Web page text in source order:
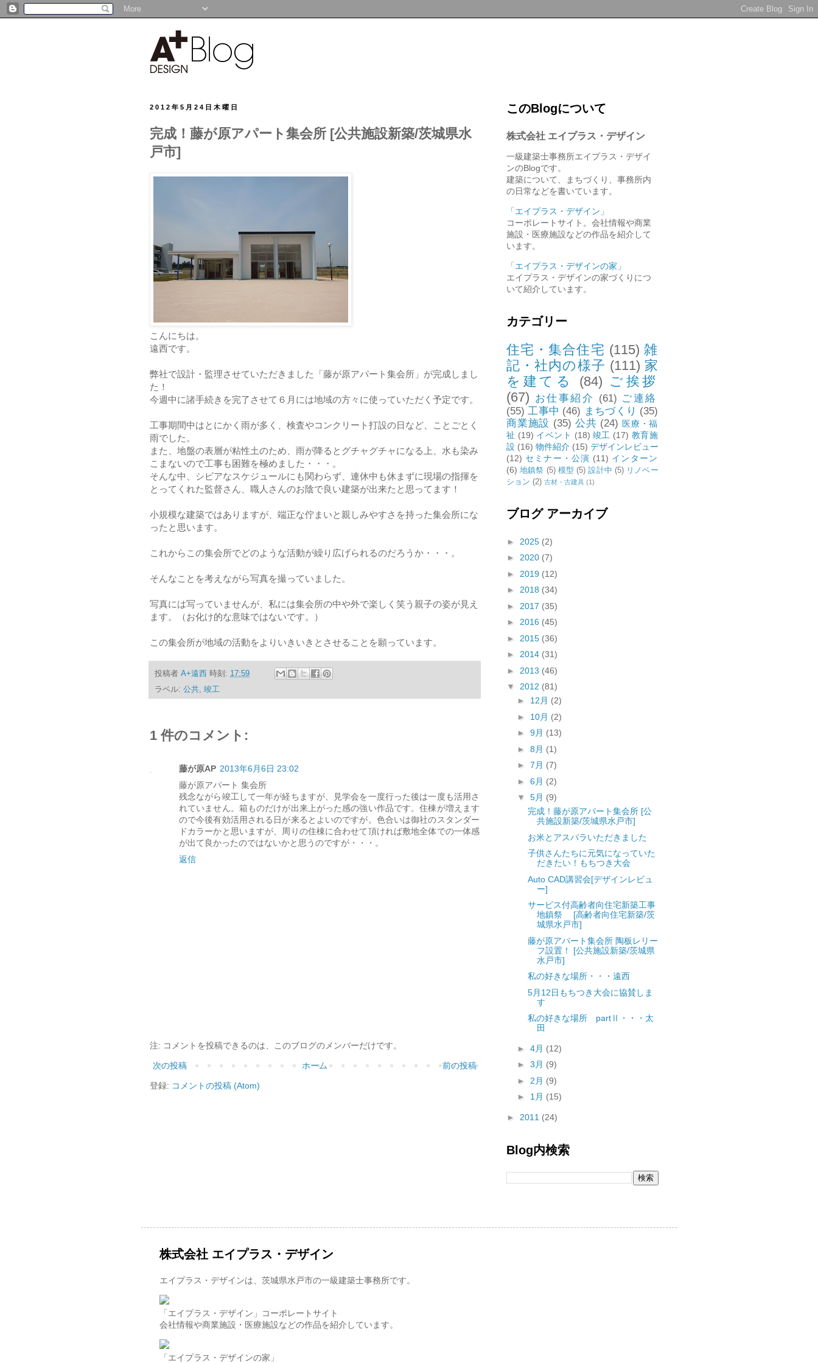
2012年5月24日木曜日
完成！藤が原アパート集会所 [公共施設新築/茨城県水
戸市]
こんにちは。
遠西です。
弊社で設計・監理させていただきました「藤が原アパート集会所」が完成しまし
た！
今週中に諸手続きを完了させて６月には地域の方々に使っていただく予定です。
工事期間中はとにかく雨が多く、検査やコンクリート打設の日など、ことごとく
雨でした。
また、地盤の表層が粘性土のため、雨が降るとグチャグチャになる上、水も染み
こまないので工事も困難を極めました・・・。
そんな中、シビアなスケジュールにも関わらず、連休中も休まずに現場の指揮を
とってくれた監督さん、職人さんのお陰で良い建築が出来たと思ってます！
小規模な建築ではありますが、端正な佇まいと親しみやすさを持った集会所にな
ったと思います。
これからこの集会所でどのような活動が繰り広げられるのだろうか・・・。
そんなことを考えながら写真を撮っていました。
写真には写っていませんが、私には集会所の中や外で楽しく笑う親子の姿が見え
ます。（お化け的な意味ではないです。）
この集会所が地域の活動をよりいきいきとさせることを願っています。
投稿者 A+遠西 時刻: 17:59
ラベル: 公共, 竣工
1 件のコメント:
藤が原AP 2013年6月6日 23:02
藤が原アパート 集会所
残念ながら竣工して一年が経ちますが、見学会を一度行った後は一度も活用さ
れていません。箱ものだけが出来上がった感の強い作品です。住棟が増えます
ので今後有効活用される日が来るとよいのですが。色合いは御社のスタンダー
ドカラーかと思いますが、周りの住棟に合わせて頂ければ敷地全体での一体感
が出て良かったのではないかと思うのですが・・・。
返信
注: コメントを投稿できるのは、このブログのメンバーだけです。
次の投稿 前の投稿
ホーム
登録: コメントの投稿 (Atom)
このBlogについて
株式会社 エイプラス・デザイン
一級建築士事務所エイプラス・デザイ
ンのBlogです。
建築について、まちづくり、事務所内
の日常などを書いています。
「エイプラス・デザイン」
コーポレートサイト。会社情報や商業
施設・医療施設などの作品を紹介して
います。
「エイプラス・デザインの家」
エイプラス・デザインの家づくりにつ
いて紹介しています。
カテゴリー
住宅・集合住宅 (115) 雑
記・社内の様子 (111) 家
を建てる
(84) ご挨拶
(67) お仕事紹介 (61) ご連絡
(55) 工事中 (46) まちづくり (35)
商業施設 (35) 公共 (24) 医療・福
祉 (19) イベント (18) 竣工 (17) 教育施
設 (16) 物件紹介 (15) デザインレビュー
(12) セミナー・公演 (11) インターン
(6) 地鎮祭 (5) 模型 (5) 設計中 (5) リノベー
ション (2) 古材・古建具 (1)
ブログ アーカイブ
► 2025 (2)
► 2020 (7)
► 2019 (12)
► 2018 (34)
► 2017 (35)
► 2016 (45)
► 2015 (36)
► 2014 (31)
► 2013 (46)
▼ 2012 (81)
► 12月 (2)
► 10月 (2)
► 9月 (13)
► 8月 (1)
► 7月 (7)
► 6月 (2)
▼ 5月 (9)
完成！藤が原アパート集会所 [公
共施設新築/茨城県水戸市]
お米とアスパラいただきました
子供さんたちに元気になっていた
だきたい！もちつき大会
Auto CAD講習会[デザインレビュ
ー]
サービス付高齢者向住宅新築工事
地鎮祭 [高齢者向住宅新築/茨
城県水戸市]
藤が原アパート集会所 陶板レリー
フ設置！ [公共施設新築/茨城県
水戸市]
私の好きな場所・・・遠西
5月12日もちつき大会に協賛しま
す
私の好きな場所 partⅡ・・・太
田
► 4月 (12)
► 3月 (9)
► 2月 (9)
► 1月 (15)
► 2011 (24)
Blog内検索
株式会社 エイプラス・デザイン
エイプラス・デザインは、茨城県水戸市の一級建築士事務所です。
「エイプラス・デザイン」コーポレートサイト
会社情報や商業施設・医療施設などの作品を紹介しています。
「エイプラス・デザインの家」